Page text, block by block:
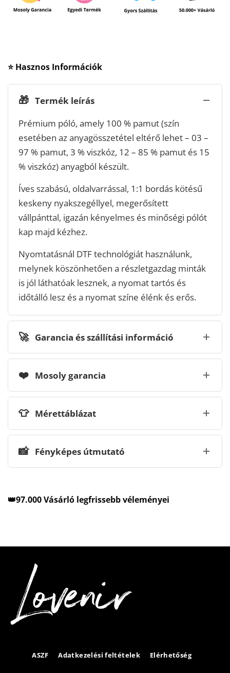
⭐ Hasznos Információk
🎁 Termék leírás
Prémium póló, amely 100 % pamut (szín
esetében az anyagösszetétel eltérő lehet – 03 –
97 % pamut, 3 % viszkóz, 12 – 85 % pamut és 15
% viszkóz) anyagból készült.
Íves szabású, oldalvarrással, 1:1 bordás kötésű
keskeny nyakszegéllyel, megerősített
vállpánttal, igazán kényelmes és minőségi pólót
kap majd kézhez.
Nyomtatásnál DTF technológiát használunk,
melynek köszönhetően a részletgazdag minták
is jól láthatóak lesznek, a nyomat tartós és
időtálló lesz és a nyomat színe élénk és erős.
🚀 Garancia és szállítási információ
❤️ Mosoly garancia
👕 Mérettáblázat
📸 Fényképes útmutató
👑97.000 Vásárló legfrissebb véleményei
ASZF Adatkezelési feltételek Elérhetőség